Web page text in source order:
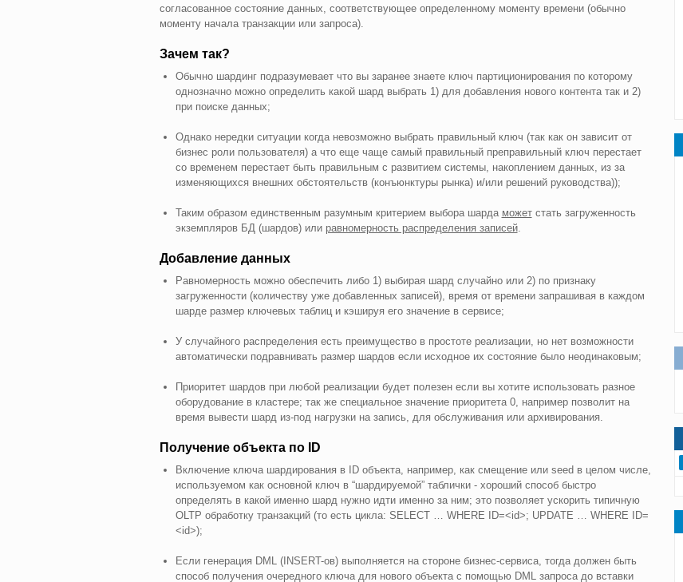
согласованное состояние данных, соответствующее определенному моменту времени (обычно
моменту начала транзакции или запроса).
Зачем так?
Обычно шардинг подразумевает что вы заранее знаете ключ партиционирования по которому
однозначно можно определить какой шард выбрать 1) для добавления нового контента так и 2)
при поиске данных;
Однако нередки ситуации когда невозможно выбрать правильный ключ (так как он зависит от
бизнес роли пользователя) а что еще чаще самый правильный преправильный ключ перестает
со временем перестает быть правильным с развитием системы, накоплением данных, из за
изменяющихся внешних обстоятельств (конъюнктуры рынка) и/или решений руководства));
Таким образом единственным разумным критерием выбора шарда можетстать загруженность
экземпляров БД (шардов) или равномерность распределения записей.
Добавление данных
Равномерность можно обеспечить либо 1) выбирая шард случайно или 2) по признаку
загруженности (количеству уже добавленных записей), время от времени запрашивая в каждом
шарде размер ключевых таблиц и кэшируя его значение в сервисе;
У случайного распределения есть преимущество в простоте реализации, но нет возможности
автоматически подравнивать размер шардов если исходное их состояние было неодинаковым;
Приоритет шардов при любой реализации будет полезен если вы хотите использовать разное
оборудование в кластере; так же специальное значение приоритета 0, например позволит на
время вывести шард из-под нагрузки на запись, для обслуживания или архивирования.
Получение объекта по ID
Включение ключа шардирования в ID объекта, например, как смещение или seed в целом числе,
используемом как основной ключ в “шардируемой” таблички - хороший способ быстро
определять в какой именно шард нужно идти именно за ним; это позволяет ускорить типичную
OLTP обработку транзакций (то есть цикла: SELECT … WHERE ID=<id>; UPDATE … WHERE ID=
<id>);
Если генерация DML (INSERT-ов) выполняется на стороне бизнес-сервиса, тогда должен быть
способ получения очередного ключа для нового объекта с помощью DML запроса до вставки